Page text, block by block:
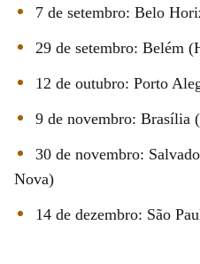
7 de setembro: Belo
29 de setembro: Belém
12 de outubro: Porto
9 de novembro: Brasília
30 de novembro:
Nova)
14 de dezembro: São